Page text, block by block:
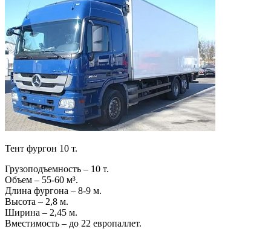
Тент фургон 10 т.
Грузоподъемность – 10 т.
Объем – 55-60 м³.
Длина фургона – 8-9 м.
Высота – 2,8 м.
Ширина – 2,45 м.
Вместимость – до 22 европаллет.